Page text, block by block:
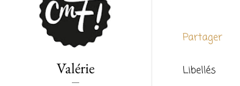
Partager
Libellés
Valérie